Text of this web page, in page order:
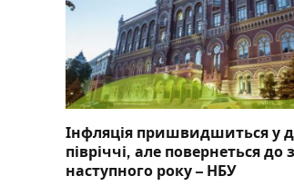
Інфляція пришвидшиться у
півріччі, але повернеться
наступного року – НБУ